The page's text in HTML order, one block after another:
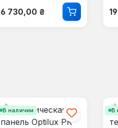
Обычная цена:
6 730,00 ₴
В наличии В